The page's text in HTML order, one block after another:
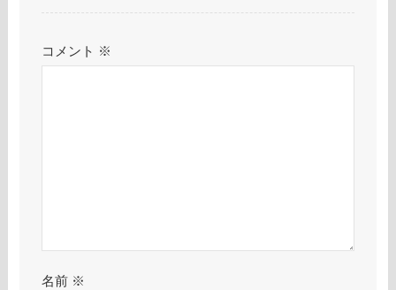
コメント ※
名前 ※